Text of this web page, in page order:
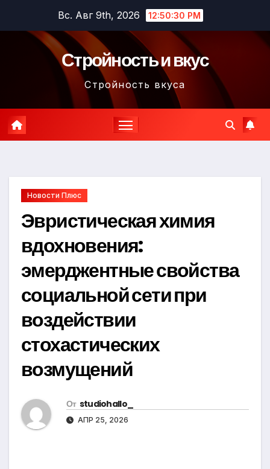
содержимому
Вс. Авг 9th, 2026 12:50:31 PM
Стройность и вкус
Стройность вкуса
Новости Плюс
Эвристическая химия
вдохновения:
эмерджентные свойства
социальной сети при
воздействии
стохастических
возмущений
От studiohallo_
АПР 25, 2026